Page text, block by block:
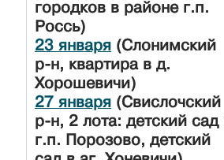
городков в районе г.п.
Россь)
23 января (Слонимский
р-н, квартира в д.
Хорошевичи)
27 января (Свислочский
р-н, 2 лота: детский сад
г.п. Порозово, детский